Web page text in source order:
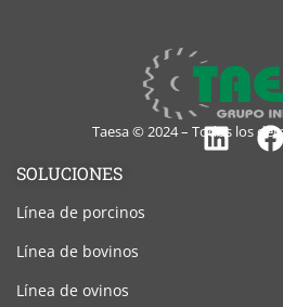
Taesa © 2024 – Todos los
SOLUCIONES
Línea de porcinos
Línea de bovinos
Línea de ovinos